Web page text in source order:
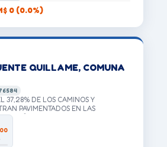
0 (0.0%)
QUILLAME, COMUNA
37,28% DE LOS CAMINOS Y
PAVIMENTADOS EN LAS
SIENDO EL MENOR NIVEL EL
DE GENERAL LAGOS.